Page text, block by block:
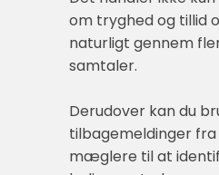
om tryghed og tillid
naturligt gennem
samtaler.
Derudover kan du
tilbagemeldinger
mæglere til at